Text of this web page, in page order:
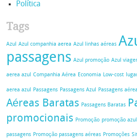
Política
Tags
Azul Azul companhia aerea Azul linhas aéreas
passagens Azul promoção Azul
aerea azul Companhia Aérea Economia Low-cost
aerea azul Passagens Passagens Azul Passagens
Aéreas Baratas
Passagens Baratas
promocionais
Promoção promoção
passagens Promoção passagens aéreas Promoções